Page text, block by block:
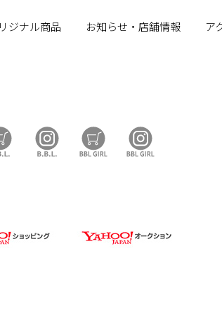
ジナル商品 お知らせ・店舗情報 ア
B.B.L Store B.B.L BBL GIRL Store